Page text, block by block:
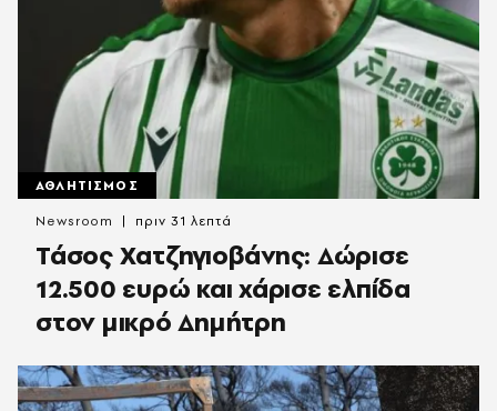
ΑΘΛΗΤΙΣΜΟΣ
Τάσος Χατζηγιοβάνης: Δώρισε
12.500 ευρώ και χάρισε ελπίδα
στον μικρό Δημήτρη
Newsroom πριν 31 λεπτά